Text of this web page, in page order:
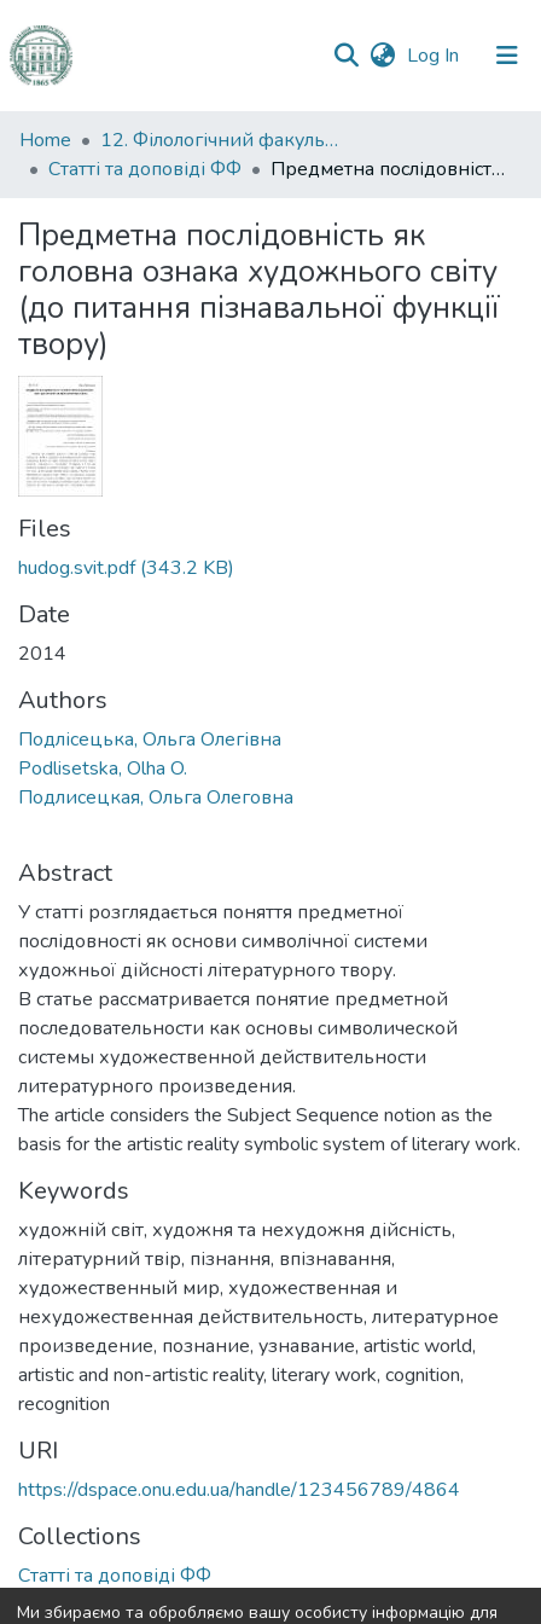
Log In (current)
Communities
&
All of DSpace
Statistics
Home
12. Філологічний факультет
Статті та доповіді ФФ
Предметна послідовність як головна ознака художнього світу (до питання пізнавальної функції твору)
Предметна послідовність як
головна ознака художнього світу
(до питання пізнавальної функції
твору)
Files
hudog.svit.pdf(343.2 KB)
Date
2014
Authors
Подлісецька, Ольга Олегівна
Podlisetska, Olha O.
Подлисецкая, Ольга Олеговна
Abstract
У статті розглядається поняття предметної
послідовності як основи символічної системи
художньої дійсності літературного твору.
В статье рассматривается понятие предметной
последовательности как основы символической
системы художественной действительности
литературного произведения.
The article considers the Subject Sequence notion as the
basis for the artistic reality symbolic system of literary work.
Keywords
художній світ, художня та нехудожня дійсність,
літературний твір, пізнання, впізнавання,
художественный мир, художественная и
нехудожественная действительность, литературное
произведение, познание, узнавание, artistic world,
artistic and non-artistic reality, literary work, cognition,
recognition
URI
https://dspace.onu.edu.ua/handle/123456789/4864
Collections
Статті та доповіді ФФ
Ми збираємо та обробляємо вашу особисту інформацію для